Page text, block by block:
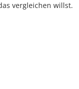
vergleichen willst.